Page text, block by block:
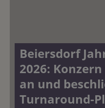
Beiersdorf
2026:
an und
Turnaround-